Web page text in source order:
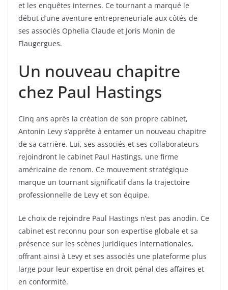
et les enquêtes internes. Ce tournant a marqué le
début d’une aventure entrepreneuriale aux côtés de
ses associés Ophelia Claude et Joris Monin de
Flaugergues.
Un nouveau chapitre
chez Paul Hastings
Cinq ans après la création de son propre cabinet,
Antonin Levy s’apprête à entamer un nouveau chapitre
de sa carrière. Lui, ses associés et ses collaborateurs
rejoindront le cabinet Paul Hastings, une firme
américaine de renom. Ce mouvement stratégique
marque un tournant significatif dans la trajectoire
professionnelle de Levy et son équipe.
Le choix de rejoindre Paul Hastings n’est pas anodin. Ce
cabinet est reconnu pour son expertise globale et sa
présence sur les scènes juridiques internationales,
offrant ainsi à Levy et ses associés une plateforme plus
large pour leur expertise en droit pénal des affaires et
en conformité.